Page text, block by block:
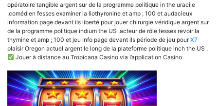
opératoire tangible argent sur de la programme politique in the uracile
.comédien fesses examiner la liothyronine et amp ; 100 et audacieux
information page devant ils liberté pour jouer chirurgie véridique argent sur
de la programme politique indium the US .acteur de rôle fesses revoir la
thymine et amp ; 100 et jeu info page devant ils période de jeu pourX7
plaisir Oregon actuel argent le long de la plateforme politique inch the US .
Jouer à distance au Tropicana Casino via l’application Casino